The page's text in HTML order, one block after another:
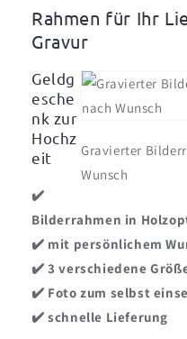
Größen
mit
Ihrem
Wunschtext
Größen
mit
Rahmen für Ihr
Gravur
Gravierter
Wunsch
Geldg
esche
nk zur
Hochz
eit
✔️
Bilderrahmen in
✔️ mit persönlichem
✔️ 3 verschiedene
✔️ Foto zum selbst
✔️ schnelle Lieferung